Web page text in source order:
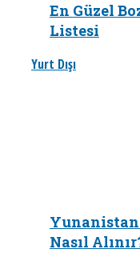
En Güzel
Listesi
Yurt Dışı
Yunanistan
Nasıl